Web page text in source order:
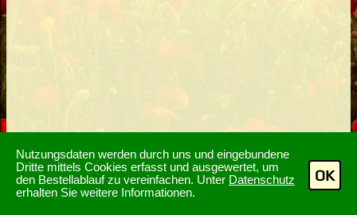
Nutzungsdaten werden durch uns und eingebundene
Dritte mittels Cookies erfasst und ausgewertet, um
den Bestellablauf zu vereinfachen. Unter Datenschutz
erhalten Sie weitere Informationen.
OK